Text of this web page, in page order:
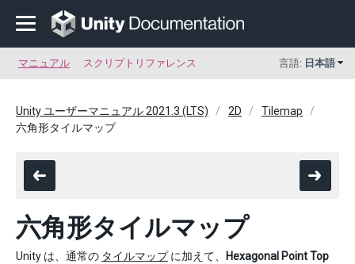
マニュアル スクリプトリファレンス 言語: 日本語
Unity ユーザーマニュアル 2021.3 (LTS) 2D
Tilemap
六角形タイルマップ
六角形タイルマップ
Unity は、通常の タイルマップに加えて、
Hexagonal Point Top